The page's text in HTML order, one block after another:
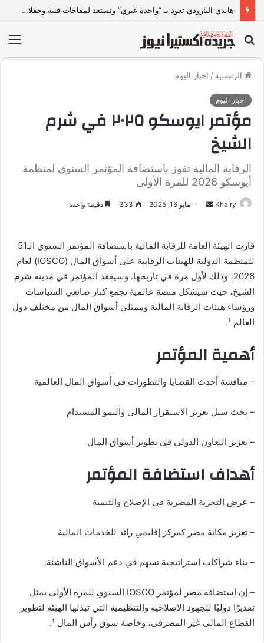
هايدي البارودي تعود بـ “واحدة غيري” وتستعد لمفاجآت فنية وحفلات بالساحل الشمالي
بحث
عن
الرئيسية / اخبار اليوم
اخبار اليوم
مؤتمر ايوسكو ٢٠٢٥ في شرم
الشيخ
الرقابة المالية تفوز باستضافة المؤتمر السنوي لمنظمة
أيوسكو 2026 للمرة الأولى
Khairy
ل
ر
ك
ن
ا
مايو 16, 2025 333 دقيقة واحدة
فازت الهيئة العامة للرقابة المالية باستضافة المؤتمر السنوي الـ51
للمنظمة الدولية للهيئات الرقابية على أسواق المال (IOSCO) لعام
2026، وذلك لأول مرة في تاريخها. وسيعقد المؤتمر في مدينة شرم
الشيخ، حيث سيشكل منصة عالمية تجمع كبار صانعي السياسات
ورؤساء هيئات الرقابة المالية وممثلي أسواق المال من مختلف دول
العالم ¹.
أهمية المؤتمر
– مناقشة أحدث القضايا والتطورات في أسواق المال العالمية
– بحث سبل تعزيز الاستقرار المالي والنمو المستدام
– تعزيز التعاون الدولي في تطوير أسواق المال
أهداف استضافة المؤتمر
– عرض التجربة المصرية في الإصلاح والتنمية
– تعزيز مكانة مصر كمركز إقليمي رائد للخدمات المالية
– بناء شراكات استراتيجية تسهم في دعم الأسواق الناشئة.
– إن استضافة مصر لمؤتمر IOSCO السنوي للمرة الأولى يمثل
تقديرًا دوليًا للجهود الإصلاحية والتنظيمية التي تبذلها الهيئة لتطوير
القطاع المالي غير المصرفي، وخاصة سوق رأس المال ¹.